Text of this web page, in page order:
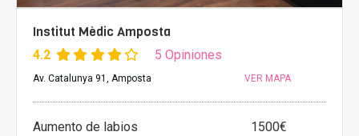
Institut Mèdic Amposta
4.2 5 Opiniones
Av. Catalunya 91, Amposta VER MAPA
Aumento de labios 1500€